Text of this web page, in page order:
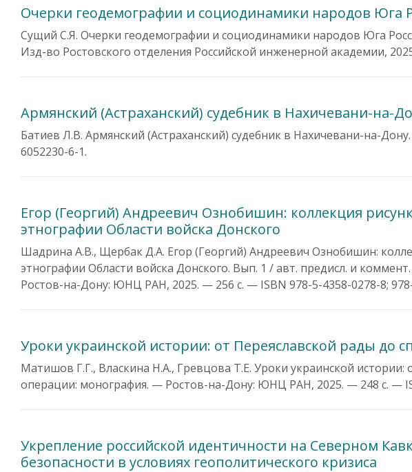
Очерки геодемографии и социодинамики народов Юга
Сущий С.Я. Очерки геодемографии и социодинамики народов Юга
Изд-во Ростовского отделения Российской инженерной академии,
Армянский (Астраханский) судебник в Нахичевани-на-
Батиев Л.В. Армянский (Астраханский) судебник в Нахичевани-на-
6052230-6-1.
Егор (Георгий) Андреевич Ознобишин: коллекция
этнографии Области войска Донского
Шадрина А.В., Щербак Д.А. Егор (Георгий) Андреевич Ознобишин:
этнографии Области войска Донского. Вып. 1 / авт. предисл. и
Ростов-на-Дону: ЮНЦ РАН, 2025. — 256 с. — ISBN 978-5-4358-0278-8;
Уроки украинской истории: от Переяславской рады до
Матишов Г.Г., Власкина Н.А., Гревцова Т.Е. Уроки украинской
операции: монография. — Ростов-на-Дону: ЮНЦ РАН, 2025. — 248 c. —
Укрепление российской идентичности на Северном
безопасности в условиях геополитического кризиса